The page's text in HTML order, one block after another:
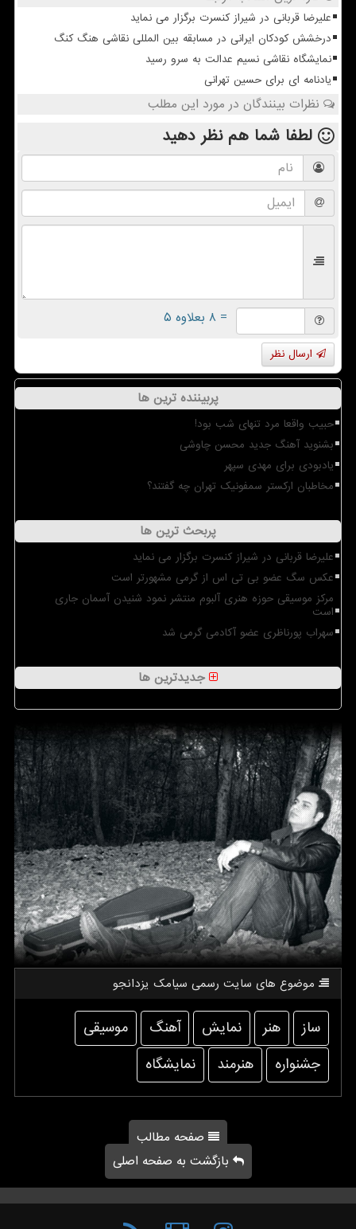
علیرضا قربانی در شیراز کنسرت برگزار می نماید
درخشش کودکان ایرانی در مسابقه بین المللی نقاشی هنگ کنگ
نمایشگاه نقاشی نسیم عدالت به سرو رسید
یادنامه ای برای حسین تهرانی
نظرات بینندگان در مورد این مطلب
لطفا شما همنظر دهید
= ۸ بعلاوه ۵
ارسال نظر
پربیننده ترین ها
حبیب واقعا مرد تنهای شب بود!
بشنوید آهنگ جدید محسن چاوشی
یادبودی برای مهدی سپهر
مخاطبان ارکستر سمفونیک تهران چه گفتند؟
پربحث ترین ها
علیرضا قربانی در شیراز کنسرت برگزار می نماید
عکس سگ عضو بی تی اس از گرمی مشهورتر است
مرکز موسیقی حوزه هنری آلبوم منتشر نمود شنیدن آسمان جاری
است
سهراب پورناظری عضو آکادمی گرمی شد
جدیدترین ها
موضوع های سایت رسمی سیامك یزدانجو
ساز هنر نمایش آهنگ
موسیقی
جشنواره
هنرمند نمایشگاه
صفحه مطالب
بازگشت به صفحه اصلی